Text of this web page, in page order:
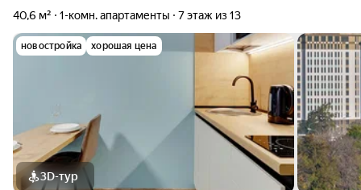
40,6 м²
1-комн. апартаменты 7 этаж из 13
новостройка хорошая цена
3D-тур